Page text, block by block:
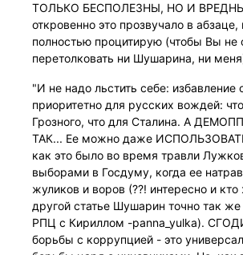
ТОЛЬКО БЕСПОЛЕЗНЫ, НО И
откровенно это прозвучало в абзаце,
полностью процитирую (чтобы Вы не
перетолковать ни Шушарина, ни
"И не надо льстить себе: избавление
приоритетно для русских вождей:
Грозного, что для Сталина. А
ТАК... Ее можно даже
как это было во время травли
выборами в Госдуму, когда ее
жуликов и воров (??! интересно и
другой статье Шушарин точно так
РПЦ с Кириллом -рanna_yulka).
борьбы с коррупцией - это